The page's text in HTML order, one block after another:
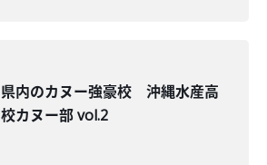
県内のカヌー強豪校 沖縄水産高
校カヌー部 vol.2